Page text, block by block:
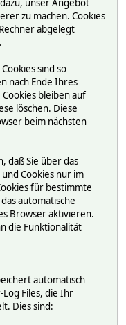
unser Angebot
zu machen. Cookies
abgelegt
sind so
nach Ende Ihres
bleiben auf
löschen. Diese
beim nächsten
daß Sie über das
Cookies nur im
für bestimmte
automatische
Browser aktivieren.
die Funktionalität
automatisch
Files, die Ihr
Dies sind: